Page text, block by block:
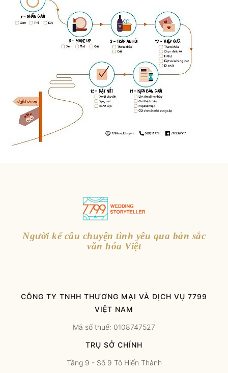
Người kể câu chuyện tình yêu qua bản sắc
văn hóa Việt
CÔNG TY TNHH THƯƠNG MẠI VÀ DỊCH VỤ 7799
VIỆT NAM
Mã số thuế: 0108747527
TRỤ SỞ CHÍNH
Tầng 9 - Số 9 Tô Hiến Thành